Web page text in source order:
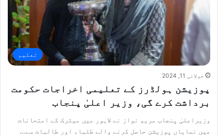
تعلیم
جولائی 11, 2024
پوزیشن ہولڈرز کے تعلیمی اخراجات حکومت
برداشت کرے گی، وزیر اعلیٰ پنجاب
وزیراعلیٰ پنجاب مریم نواز نے لاہور میں میٹرک کے امتحانات
میں نمایاں پوزیشن حاصل کرنے والے طلباء اور طالبات سے…